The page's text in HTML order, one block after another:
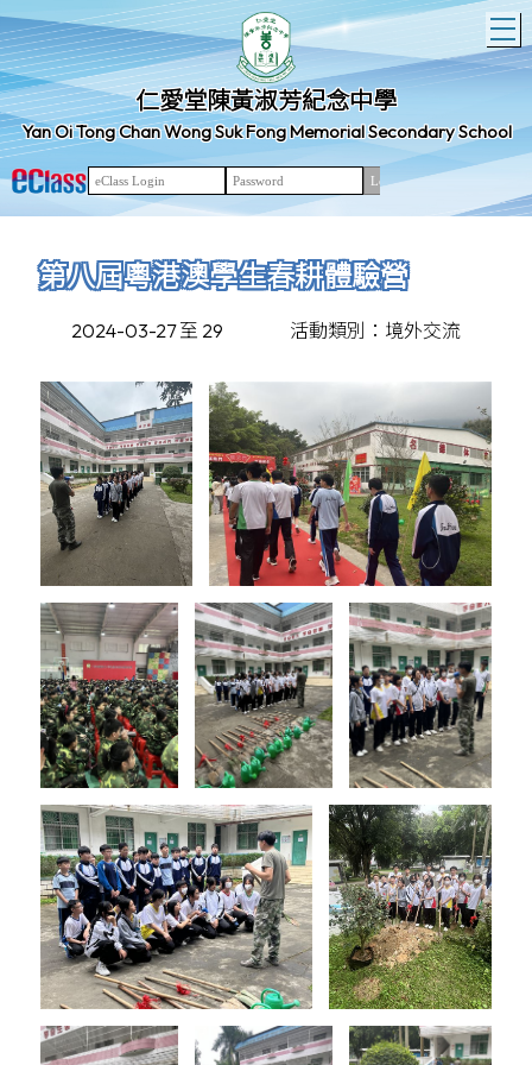
仁愛堂陳黃淑芳紀念中學
Yan Oi Tong Chan Wong Suk Fong Memorial Secondary School
第八屆粵港澳學生春耕體驗營
2024-03-27 至 29 活動類別：境外交流